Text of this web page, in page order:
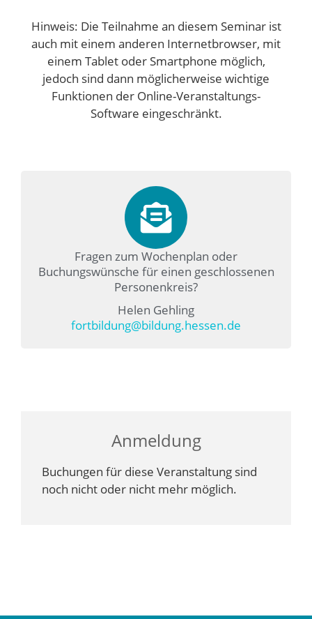
Hinweis: Die Teilnahme an diesem Seminar ist
auch mit einem anderen Internetbrowser, mit
einem Tablet oder Smartphone möglich,
jedoch sind dann möglicherweise wichtige
Funktionen der Online-Veranstaltungs-
Software eingeschränkt.
Fragen zum Wochenplan oder
Buchungswünsche für einen geschlossenen
Personenkreis?
Helen Gehling
fortbildung@bildung.hessen.de
Anmeldung
Buchungen für diese Veranstaltung sind
noch nicht oder nicht mehr möglich.